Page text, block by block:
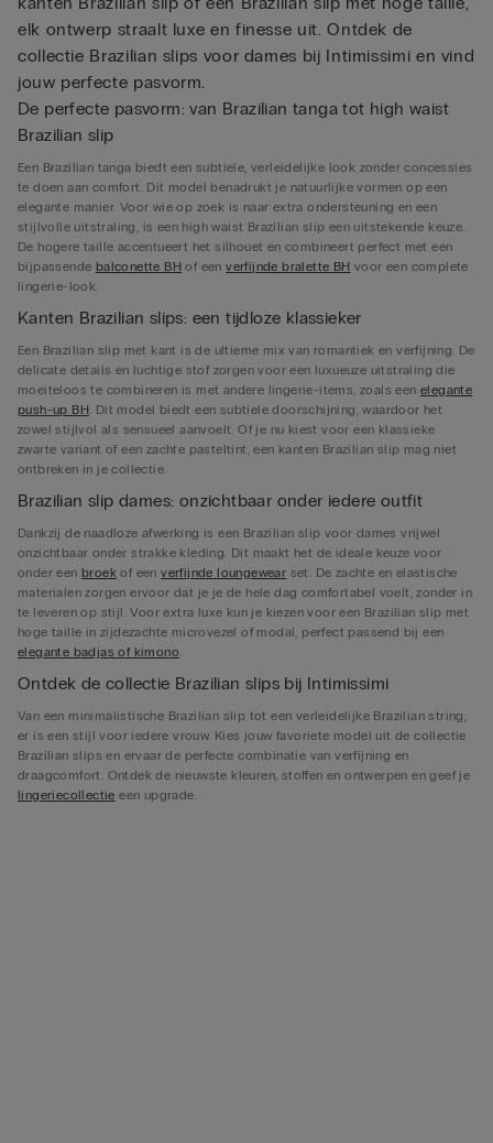
elk ontwerp straalt luxe en finesse uit. Ontdek de
collectie Brazilian slips voor dames bij Intimissimi en vind
jouw perfecte pasvorm.
De perfecte pasvorm: van Brazilian tanga tot high waist
Brazilian slip
Een Brazilian tanga biedt een subtiele, verleidelijke look zonder concessies
te doen aan comfort. Dit model benadrukt je natuurlijke vormen op een
elegante manier. Voor wie op zoek is naar extra ondersteuning en een
stijlvolle uitstraling, is een high waist Brazilian slip een uitstekende keuze.
De hogere taille accentueert het silhouet en combineert perfect met een
bijpassende balconette BH of eenverfijnde bralette BH voor een complete
lingerie-look.
Kanten Brazilian slips: een tijdloze klassieker
Een Brazilian slip met kant is de ultieme mix van romantiek en verfijning. De
delicate details en luchtige stof zorgen voor een luxueuze uitstraling die
moeiteloos te combineren is met andere lingerie-items, zoals een elegante
push-up BH. Dit model biedt een subtiele doorschijning, waardoor het
zowel stijlvol als sensueel aanvoelt. Of je nu kiest voor een klassieke
zwarte variant of een zachte pasteltint, een kanten Brazilian slip mag niet
ontbreken in je collectie.
Brazilian slip dames: onzichtbaar onder iedere outfit
Dankzij de naadloze afwerking is een Brazilian slip voor dames vrijwel
onzichtbaar onder strakke kleding. Dit maakt het de ideale keuze voor
onder eenbroek of eenverfijnde loungewear set. De zachte en elastische
materialen zorgen ervoor dat je je de hele dag comfortabel voelt, zonder in
te leveren op stijl. Voor extra luxe kun je kiezen voor een Brazilian slip met
hoge taille in zijdezachte microvezel of modal, perfect passend bij een
elegante badjas of kimono.
Ontdek de collectie Brazilian slips bij Intimissimi
Van een minimalistische Brazilian slip tot een verleidelijke Brazilian string,
er is een stijl voor iedere vrouw. Kies jouw favoriete model uit de collectie
Brazilian slips en ervaar de perfecte combinatie van verfijning en
draagcomfort. Ontdek de nieuwste kleuren, stoffen en ontwerpen en geef je
lingeriecollectie een upgrade.